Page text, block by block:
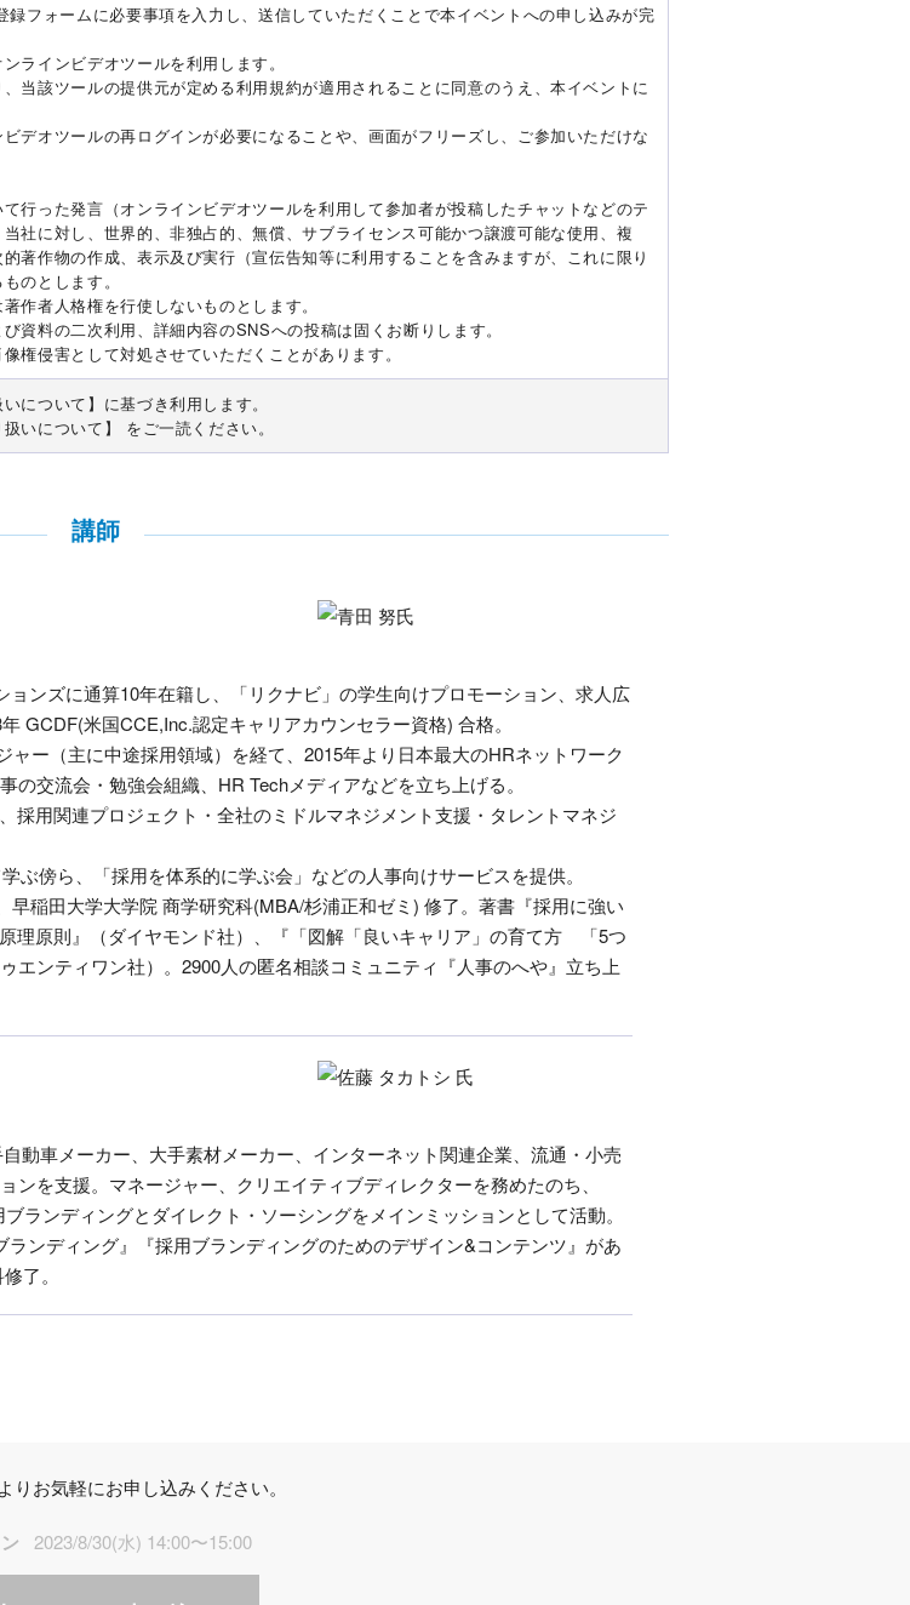
録フォームに必要事項を入力し、送信していただくことで本イベントへの申し込みが完
ラインビデオツールを利用します。
当該ツールの提供元が定める利用規約が適用されることに同意のうえ、本イベントに
デオツールの再ログインが必要になることや、画面がフリーズし、ご参加いただけな
行った発言（オンラインビデオツールを利用して参加者が投稿したチャットなどのテ
社に対し、世界的、非独占的、無償、サブライセンス可能かつ譲渡可能な使用、複
著作物の作成、表示及び実行（宣伝告知等に利用することを含みますが、これに限り
のとします。
作者人格権を行使しないものとします。
資料の二次利用、詳細内容のSNSへの投稿は固くお断りします。
権侵害として対処させていただくことがあります。
について】に基づき利用します。
いについて】 をご一読ください。
講師
ンズに通算10年在籍し、「リクナビ」の学生向けプロモーション、求人広
GCDF(米国CCE,Inc.認定キャリアカウンセラー資格) 合格。
ー（主に中途採用領域）を経て、2015年より日本最大のHRネットワーク
の交流会・勉強会組織、HR Techメディアなどを立ち上げる。
採用関連プロジェクト・全社のミドルマネジメント支援・タレントマネジ
ぶ傍ら、「採用を体系的に学ぶ会」などの人事向けサービスを提供。
稲田大学大学院 商学研究科(MBA/杉浦正和ゼミ) 修了。著書『採用に強い
理原則』（ダイヤモンド社）、『「図解「良いキャリア」の育て方 「5つ
エンティワン社）。2900人の匿名相談コミュニティ『人事のへや』立ち上
動車メーカー、大手素材メーカー、インターネット関連企業、流通・小売
を支援。マネージャー、クリエイティブディレクターを務めたのち、
ランディングとダイレクト・ソーシングをメインミッションとして活動。
ンディング』『採用ブランディングのためのデザイン&コンテンツ』があ
了。
りお気軽にお申し込みください。
2023/8/30(水) 14:00〜15:00